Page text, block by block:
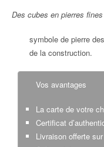
Des cubes en pierres
symbole de pierre
de la construction.
Vos avantages
La carte de votre
Certificat
Livraison offerte